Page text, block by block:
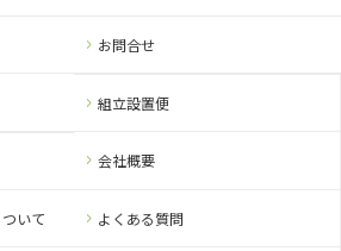
組立設置便
会社概要
よくある質問
いて
お問合せ